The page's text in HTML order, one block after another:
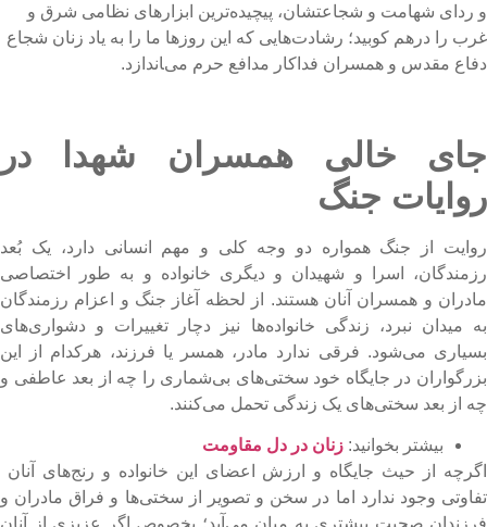
ردای شهامت و شجاعتشان، پیچیده‌ترین ابزارهای نظامی شرق و
را درهم کوبید؛ رشادت‌هایی که این روزها ما را به یاد زنان شجاع
مقدس و همسران فداکار مدافع حرم می‌‍اندازد.
خالی همسران شهدا در
جنگ
از جنگ همواره دو وجه کلی و مهم انسانی دارد، یک بُعد
اسرا و شهیدان و دیگری خانواده و به طور اختصاصی
و همسران آنان هستند. از لحظه آغاز جنگ و اعزام رزمندگان
میدان نبرد، زندگی خانواده‌ها نیز دچار تغییرات و دشواری‌های
می‌شود. فرقی ندارد مادر، همسر یا فرزند، هرکدام از این
در جایگاه خود سختی‌های بی‌شماری را چه از بعد عاطفی و
از بعد سختی‌های یک زندگی تحمل می‌کنند.
بیشتر بخوانید: زنان در دل مقاومت
از حیث جایگاه و ارزش اعضای این خانواده و رنج‌های آنان
وجود ندارد اما در سخن و تصویر از سختی‌ها و فراق مادران و